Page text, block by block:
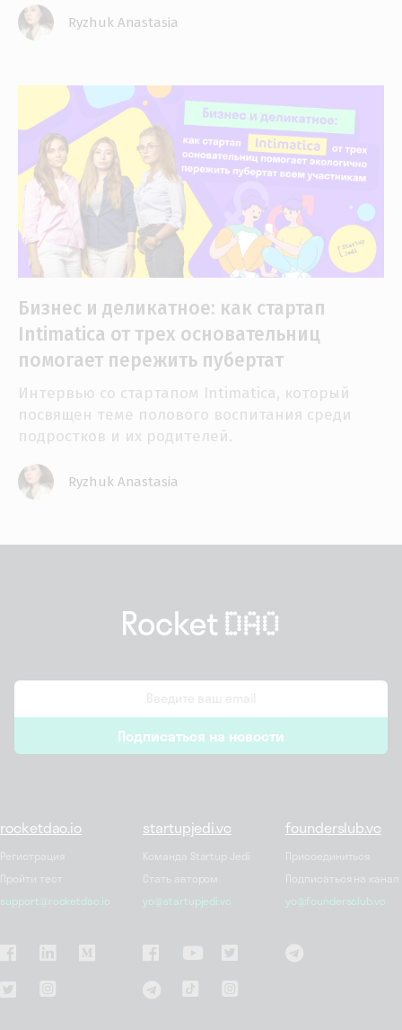
Ryzhuk Anastasia
Бизнес и деликатное: как стартап
Intimatica от трех основательниц
помогает пережить пубертат
Интервью со стартапом Intimatica, который
посвящен теме полового воспитания среди
подростков и их родителей.
Ryzhuk Anastasia
*
Подписаться на новости
rocketdao.io
Регистрация
Пройти тест
support@rocketdao.io
startupjedi.vc
Команда Startup Jedi
Стать автором
yo@startupjedi.vc
founderslub.vc
Присоединиться
Подписаться на канал
yo@foundersclub.vc